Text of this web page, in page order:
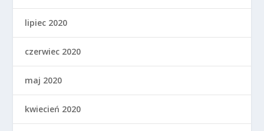
lipiec 2020
czerwiec 2020
maj 2020
kwiecień 2020